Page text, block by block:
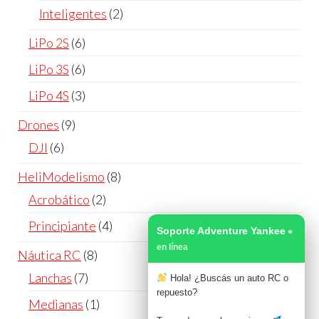
productos
Inteligentes 22
LiPo 2S 66
productos
LiPo 3S 66
productos
LiPo 4S 33
Drones 99
DJI 66
HeliModelismo 88
Acrobático 22
productos
Principiante 44
productos
Náutica RC 88
Lanchas 77
productos
Medianas 11
Soporte Adventure Yankee
Hola! ¿Buscás un auto RC o
repuesto?